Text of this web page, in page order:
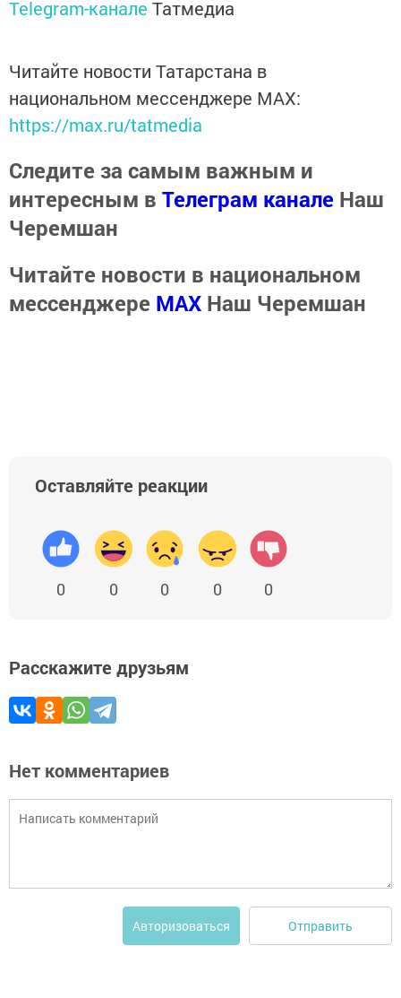
Telegram-канале Татмедиа
Читайте новости Татарстана в
национальном мессенджере MАХ:
https://max.ru/tatmedia
Следите за самым важным и
интересным в Телеграм канале Наш
Черемшан
Читайте новости в национальном
мессенджере MАХ Наш Черемшан
Оставляйте реакции
0 0 0 0 0
Расскажите друзьям
Нет комментариев
Авторизоваться Отправить